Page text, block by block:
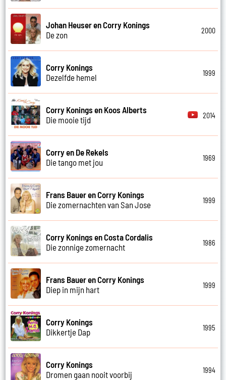
Johan Heuser en Corry Konings
De zon
2000
Corry Konings
Dezelfde hemel
1999
Corry Konings en Koos Alberts
Die mooie tijd
2014
Corry en De Rekels
Die tango met jou
1969
Frans Bauer en Corry Konings
Die zomernachten van San Jose
1999
Corry Konings en Costa Cordalis
Die zonnige zomernacht
1986
Frans Bauer en Corry Konings
Diep in mijn hart
1999
Corry Konings
Dikkertje Dap
1995
Corry Konings
Dromen gaan nooit voorbij
1994